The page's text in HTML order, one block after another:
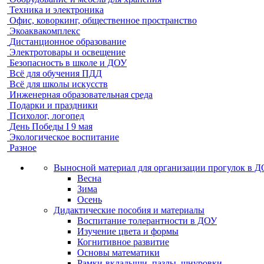
Техника и электроника
Офис, коворкинг, общественное пространство
Экоаквакомплекс
Дистанционное образование
Электротовары и освещение
Безопасность в школе и ДОУ
Всё для обучения ПДД
Всё для школы искусств
Инженерная образовательная среда
Подарки и праздники
Психолог, логопед
День Победы I 9 мая
Экологическое воспитание
Разное
Выносной материал для организации прогулок в
Весна
Зима
Осень
Дидактические пособия и материалы
Воспитание толерантности в ДОУ
Изучение цвета и формы
Когнитивное развитие
Основы математики